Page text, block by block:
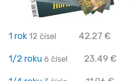
1 rok 12 čísel 42.27 €
1/2 roku 6 čísel 23.49 €